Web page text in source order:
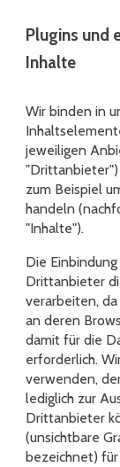
Plugins und
Inhalte
Wir binden in
jeweiligen
"Drittanbieter")
zum Beispiel
handeln
"Inhalte").
Die
Drittanbieter
verarbeiten,
an deren
damit für die
erforderlich.
verwenden,
lediglich zur
Drittanbieter
(unsichtbare
bezeichnet)